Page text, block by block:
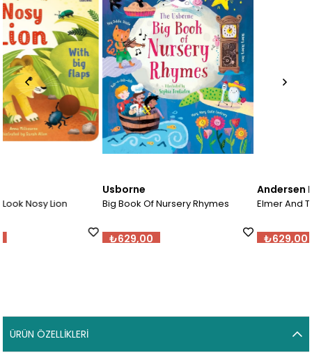
Big Book Of Nursery Rhymes Elmer And The Race
ÜRÜN ÖZELLIKLERI